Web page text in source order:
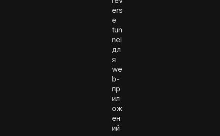
ers
e
tun
nel
дл
я
we
b-
пр
ил
ож
ен
ий